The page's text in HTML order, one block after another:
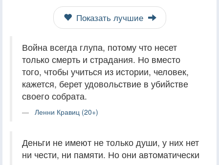
Показать лучшие
Война всегда глупа, потому что несет
только смерть и страдания. Но вместо
того, чтобы учиться из истории, человек,
кажется, берет удовольствие в убийстве
своего собрата.
Ленни Кравиц (20+)
Деньги не имеют не только души, у них нет
ни чести, ни памяти. Но они автоматически